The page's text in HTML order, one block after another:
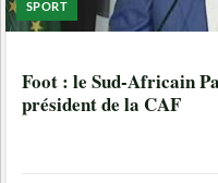
SPORT
Foot : le Sud-Africain
président de la CAF